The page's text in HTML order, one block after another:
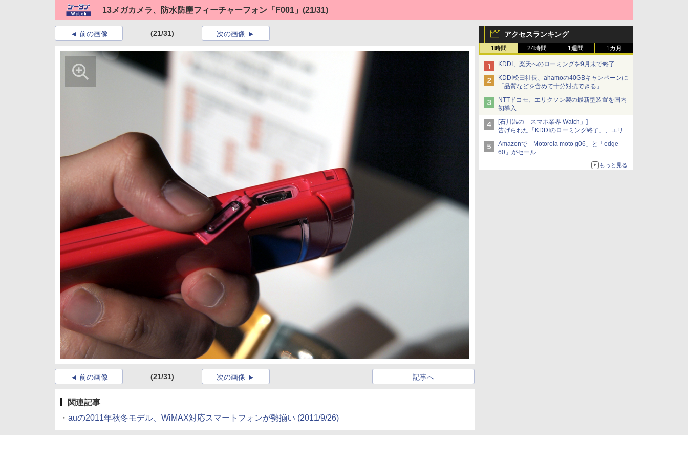
13メガカメラ、防水防塵フィーチャーフォン「F001」 (21/31)
アクセスランキング
1時間 24時間 1週間 1カ月
KDDI、楽天へのローミングを9月末で終了
KDDI松田社長、ahamoの40GBキャンペーンに
「品質などを含めて十分対抗できる」
NTTドコモ、エリクソン製の最新型装置を国内
初導入
[石川温の「スマホ業界 Watch」]
告げられた「KDDIのローミング終了」、エリア
マップの落とし穴と楽天モバイルの課題
Amazonで「Motorola moto g06」と「edge
60」がセール
もっと見る
前の画像 (21/31) 次の画像
前の画像 (21/31) 記事へ
次の画像
関連記事
・ auの2011年秋冬モデル、WiMAX対応スマートフォンが勢揃い (2011/9/26)